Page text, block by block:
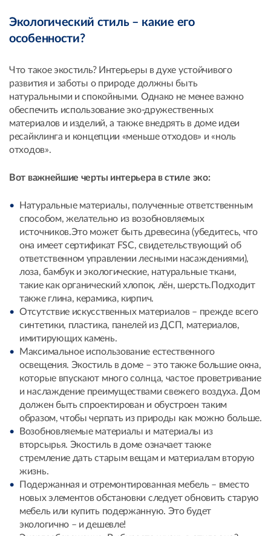
Экологический стиль – какие его
особенности?
Что такое экостиль? Интерьеры в духе устойчивого
развития и заботы о природе должны быть
натуральными и спокойными. Однако не менее важно
обеспечить использование эко-дружественных
материалов и изделий, а также внедрять в доме идеи
ресайклинга и концепции «меньше отходов» и «ноль
отходов».
Вот важнейшие черты интерьера в стиле эко:
Натуральные материалы, полученные ответственным
способом, желательно из возобновляемых
источников.Это может быть древесина (убедитесь, что
она имеет сертификат FSC, свидетельствующий об
ответственном управлении лесными насаждениями),
лоза, бамбук и экологические, натуральные ткани,
такие как органический хлопок, лён, шерсть.Подходит
также глина, керамика, кирпич.
Отсутствие искусственных материалов – прежде всего
синтетики, пластика, панелей из ДСП, материалов,
имитирующих камень.
Максимальное использование естественного
освещения. Экостиль в доме – это также большие окна,
которые впускают много солнца, частое проветривание
и наслаждение преимуществами свежего воздуха. Дом
должен быть спроектирован и обустроен таким
образом, чтобы черпать из природы как можно больше.
Возобновляемые материалы и материалы из
вторсырья. Экостиль в доме означает также
стремление дать старым вещам и материалам вторую
жизнь.
Подержанная и отремонтированная мебель – вместо
новых элементов обстановки следует обновить старую
мебель или купить подержанную. Это будет
экологично – и дешевле!